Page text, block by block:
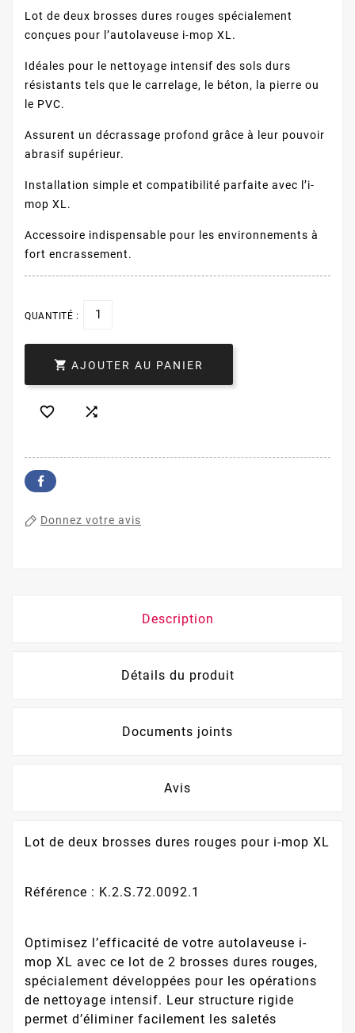
Lot de deux brosses dures rouges spécialement
conçues pour l’autolaveuse i-mop XL.
Idéales pour le nettoyage intensif des sols durs
résistants tels que le carrelage, le béton, la pierre ou
le PVC.
Assurent un décrassage profond grâce à leur pouvoir
abrasif supérieur.
Installation simple et compatibilité parfaite avec l’i-
mop XL.
Accessoire indispensable pour les environnements à
fort encrassement.
QUANTITÉ :
 AJOUTER AU PANIER
 
Donnez votre avis
Description
Détails du produit
Documents joints
Avis
Lot de deux brosses dures rouges pour i-mop XL
Référence : K.2.S.72.0092.1
Optimisez l’efficacité de votre autolaveuse i-
mop XL avec ce lot de 2 brosses dures rouges,
spécialement développées pour les opérations
de nettoyage intensif. Leur structure rigide
permet d’éliminer facilement les saletés